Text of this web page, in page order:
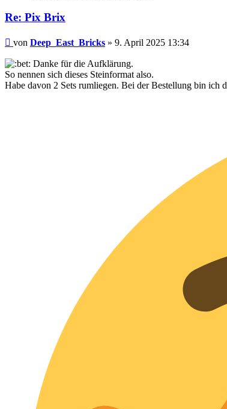
Re: Pix Brix
Beitrag
von Deep_East_Bricks » 9. April 2025 13:34
Danke für die Aufklärung.
So nennen sich dieses Steinformat also.
Habe davon 2 Sets rumliegen. Bei der Bestellung bin ich